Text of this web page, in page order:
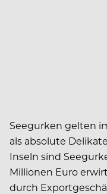
Seegurken gelten
als absolute
Inseln sind
Millionen Euro
durch